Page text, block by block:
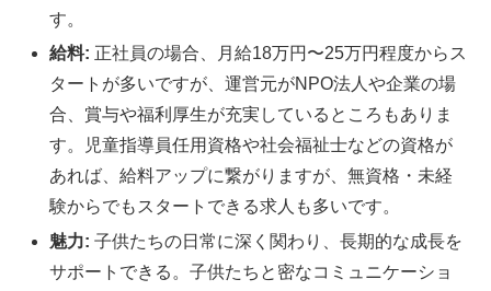
す。
給料: 正社員の場合、月給18万円〜25万円程度からス
タートが多いですが、運営元がNPO法人や企業の場
合、賞与や福利厚生が充実しているところもありま
す。児童指導員任用資格や社会福祉士などの資格が
あれば、給料アップに繋がりますが、無資格・未経
験からでもスタートできる求人も多いです。
魅力: 子供たちの日常に深く関わり、長期的な成長を
サポートできる。子供たちと密なコミュニケーショ